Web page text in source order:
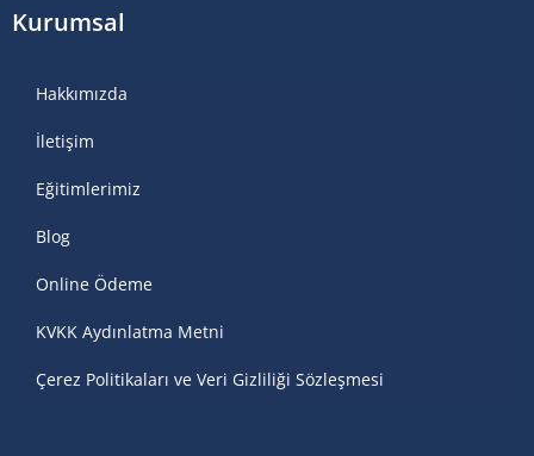
Kurumsal
Hakkımızda
İletişim
Eğitimlerimiz
Blog
Online Ödeme
KVKK Aydınlatma Metni
Çerez Politikaları ve Veri Gizliliği Sözleşmesi